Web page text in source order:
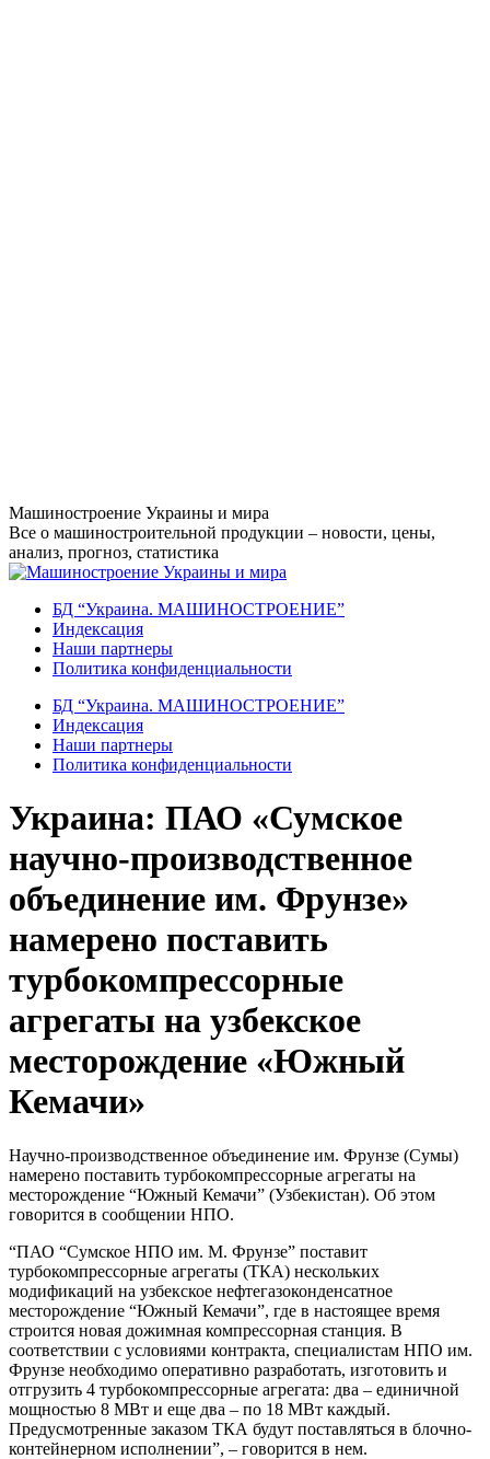
Перейти
к
содержанию
Машиностроение Украины и мира
Все о машиностроительной продукции – новости, цены,
анализ, прогноз, статистика
БД “Украина. МАШИНОСТРОЕНИЕ”
Индекcация
Наши партнеры
Политика конфиденциальности
БД “Украина. МАШИНОСТРОЕНИЕ”
Индекcация
Наши партнеры
Политика конфиденциальности
Украина: ПАО «Сумское
научно-производственное
объединение им. Фрунзе»
намерено поставить
турбокомпрессорные
агрегаты на узбекское
месторождение «Южный
Кемачи»
Научно-производственное объединение им. Фрунзе (Сумы)
намерено поставить турбокомпрессорные агрегаты на
месторождение “Южный Кемачи” (Узбекистан). Об этом
говорится в сообщении НПО.
“ПАО “Сумское НПО им. М. Фрунзе” поставит
турбокомпрессорные агрегаты (ТКА) нескольких
модификаций на узбекское нефтегазоконденсатное
месторождение “Южный Кемачи”, где в настоящее время
строится новая дожимная компрессорная станция. В
соответствии с условиями контракта, специалистам НПО им.
Фрунзе необходимо оперативно разработать, изготовить и
отгрузить 4 турбокомпрессорные агрегата: два – единичной
мощностью 8 МВт и еще два – по 18 МВт каждый.
Предусмотренные заказом ТКА будут поставляться в блочно-
контейнерном исполнении”, – говорится в нем.